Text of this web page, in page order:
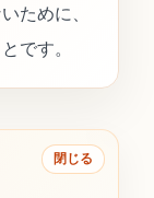
ために、
です。
閉じる